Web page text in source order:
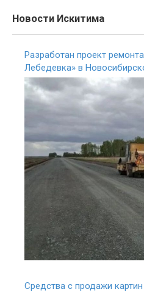
Новости Искитима
Разработан проект
Лебедевка» в
Средства с продажи